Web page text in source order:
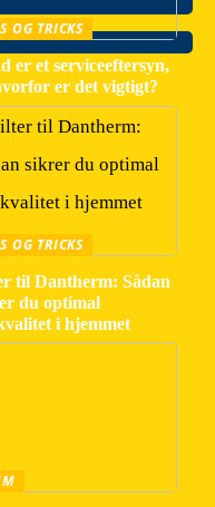
OG TRICKS
er et serviceeftersyn,
er det vigtigt?
OG TRICKS
til Dantherm: Sådan
du optimal
i hjemmet